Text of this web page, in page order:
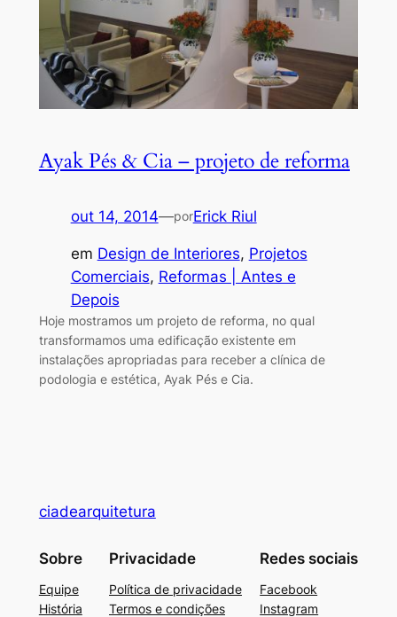
Ayak Pés & Cia – projeto de reforma
out 14, 2014—porErick Riul
em Design de Interiores, Projetos
Comerciais, Reformas | Antes e
Depois
Hoje mostramos um projeto de reforma, no qual
transformamos uma edificação existente em
instalações apropriadas para receber a clínica de
podologia e estética, Ayak Pés e Cia.
ciadearquitetura
Sobre
Equipe
História
Privacidade
Política de privacidade
Termos e condições
Redes sociais
Facebook
Instagram